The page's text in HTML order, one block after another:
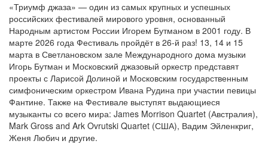
«Триумф джаза» — один из самых крупных и успешных
российских фестивалей мирового уровня, основанный
Народным артистом России Игорем Бутманом в 2001 году. В
марте 2026 года Фестиваль пройдёт в 26-й раз! 13, 14 и 15
марта в Светлановском зале Международного дома музыки
Игорь Бутман и Московский джазовый оркестр представят
проекты с Ларисой Долиной и Московским государственным
симфоническим оркестром Ивана Рудина при участии певицы
Фантине. Также на Фестивале выступят выдающиеся
музыканты со всего мира: James Morrison Quartet (Австралия),
Mark Gross and Ark Ovrutski Quartet (США), Вадим Эйленкриг,
Женя Любич и другие.